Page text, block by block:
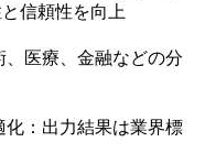
信頼性を向上
医療、金融などの分
化：出力結果は業界標